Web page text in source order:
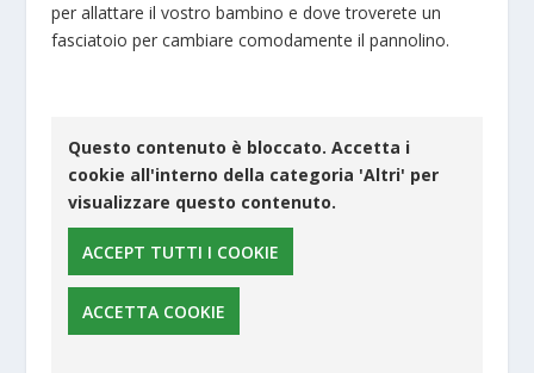
per allattare il vostro bambino e dove troverete un
fasciatoio per cambiare comodamente il pannolino.
Questo contenuto è bloccato. Accetta i
cookie all'interno della categoria 'Altri' per
visualizzare questo contenuto.
ACCEPT TUTTI I COOKIE
ACCETTA COOKIE